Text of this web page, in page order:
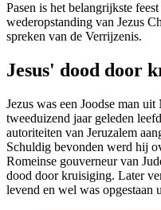
Pasen is het belangrijkste
wederopstanding van Jezus
spreken van de Verrijzenis.
Jesus' dood door
Jezus was een Joodse man
tweeduizend jaar geleden
autoriteiten van Jeruzalem
Schuldig bevonden werd hij
Romeinse gouverneur van
dood door kruisiging. Later
levend en wel was opgestaan